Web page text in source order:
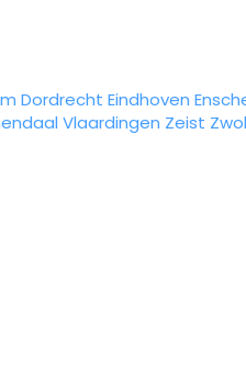
Dordrecht Eindhoven
Vlaardingen Zeist